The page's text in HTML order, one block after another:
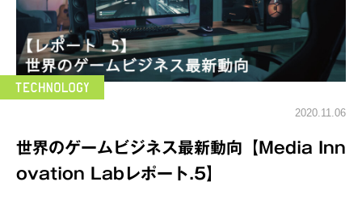
2020.11.06
世界のゲームビジネス最新動向【Media Inn
ovation Labレポート.5】